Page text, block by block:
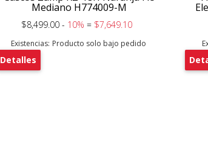
Mediano H774009-M
$8,499.00 - 10% = $7,649.10
Existencias: Producto solo bajo pedido
Detalles